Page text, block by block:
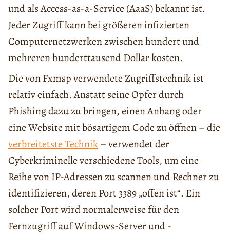
und als Access-as-a-Service (AaaS) bekannt ist.
Jeder Zugriff kann bei größeren infizierten
Computernetzwerken zwischen hundert und
mehreren hunderttausend Dollar kosten.
Die von Fxmsp verwendete Zugriffstechnik ist
relativ einfach. Anstatt seine Opfer durch
Phishing dazu zu bringen, einen Anhang oder
eine Website mit bösartigem Code zu öffnen – die
verbreitetste Technik– verwendet der
Cyberkriminelle verschiedene Tools, um eine
Reihe von IP-Adressen zu scannen und Rechner zu
identifizieren, deren Port 3389 „offen ist“. Ein
solcher Port wird normalerweise für den
Fernzugriff auf Windows-Server und -